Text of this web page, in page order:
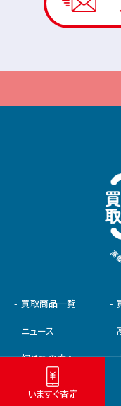
いますぐ査定
買取商品一覧
ニュース
初めての⽅へ
お客様の声